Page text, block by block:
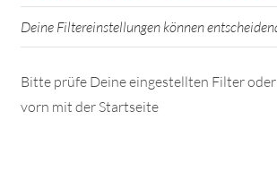
Deine Filtereinstellungen können
Bitte prüfe Deine eingestellten Filter
vorn mit der Startseite